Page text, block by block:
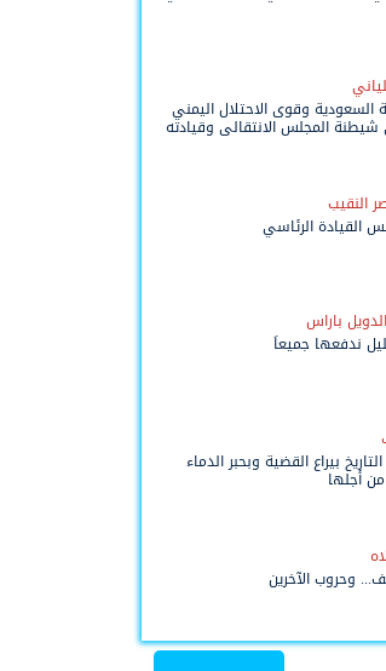
السعودية وقوى الاحتلال اليمني
المجلس الانتقالي وقيادته
النقيب
القيادة الرئاسي
باراس
ندفعها جميعاً
بيراع القضية وبحبر الدماء
أجلها
وحروب الآخرين